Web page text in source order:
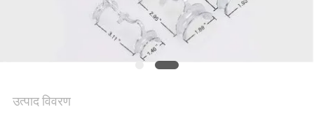
उत्पाद विवरण